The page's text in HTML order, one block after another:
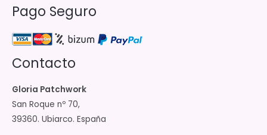
Pago Seguro
Contacto
Gloria Patchwork
San Roque nº 70,
39360. Ubiarco. España